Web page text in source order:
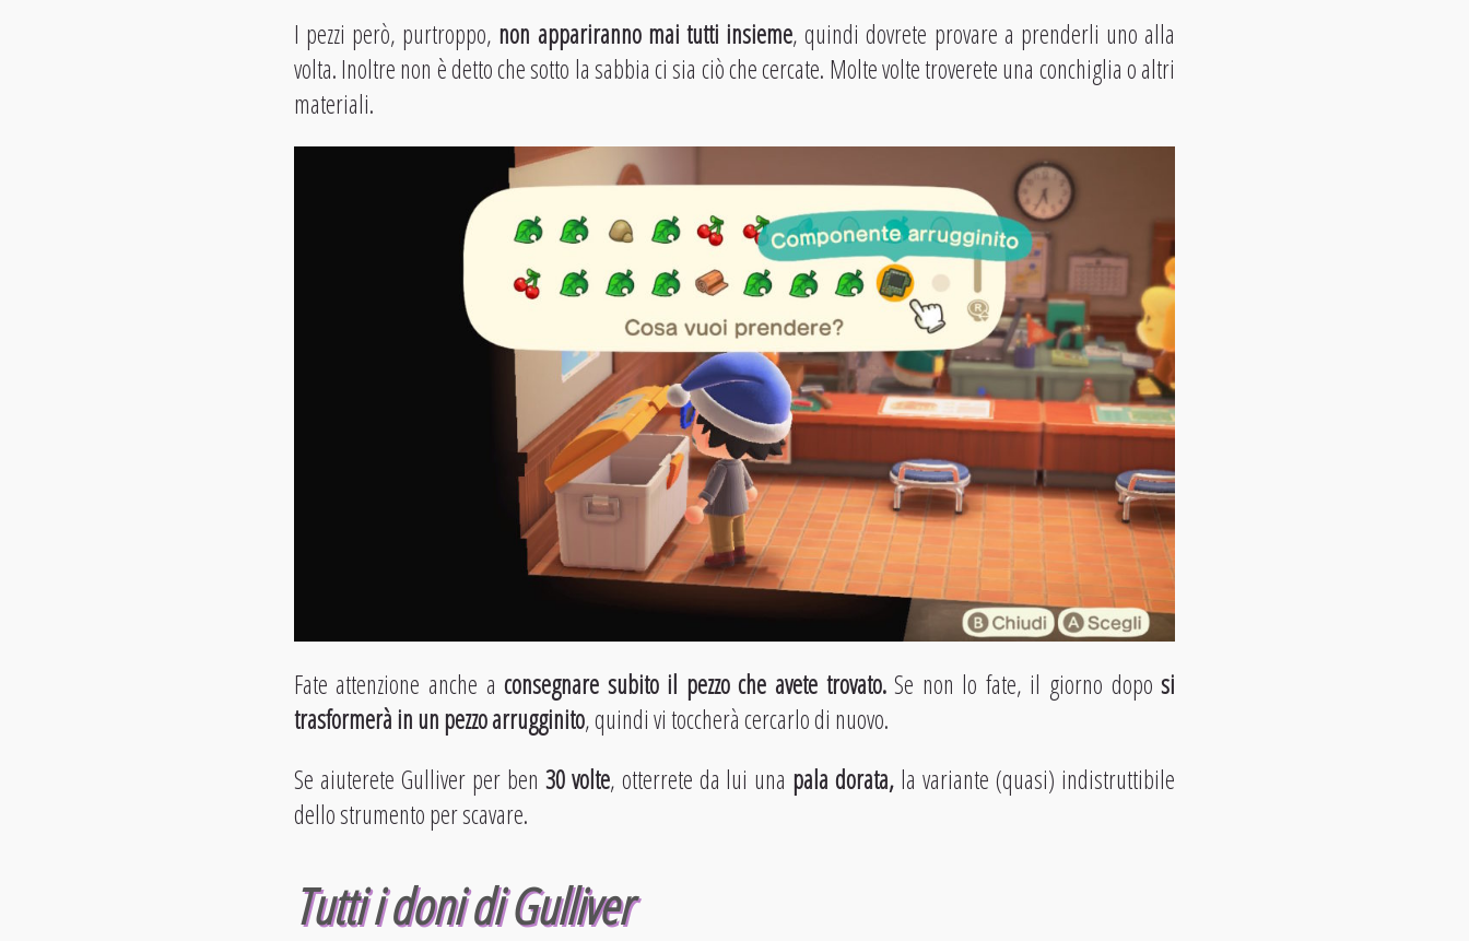
I pezzi però, purtroppo, non appariranno mai tutti insieme, quindi dovrete provare a prenderli uno alla
volta. Inoltre non è detto che sotto la sabbia ci sia ciò che cercate. Molte volte troverete una conchiglia o altri
materiali.
Fate attenzione anche aconsegnare subito il pezzo che avete trovato.Se non lo fate, il giorno doposi
trasformerà in un pezzo arrugginito, quindi vi toccherà cercarlo di nuovo.
Se aiuterete Gulliver per ben 30 volte, otterrete da lui una pala dorata, la variante (quasi) indistruttibile
dello strumento per scavare.
Tutti i doni di Gulliver